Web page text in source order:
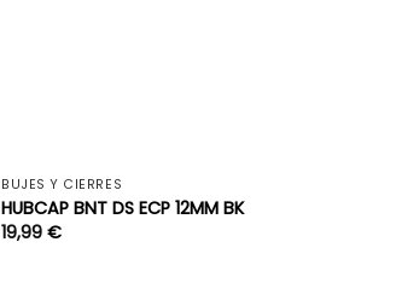
BUJES Y CIERRES
HUBCAP BNT DS ECP 12MM BK
19,99 €